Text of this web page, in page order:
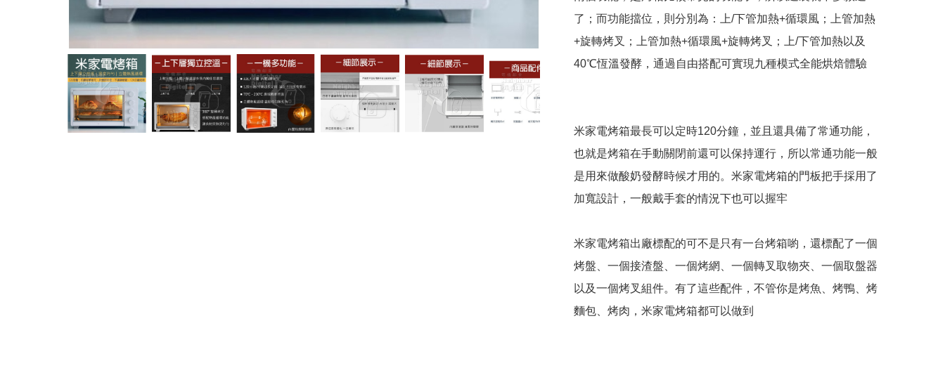
了；而功能擋位，則分別為：上/下管加熱+循環風；上管加熱
+旋轉烤叉；上管加熱+循環風+旋轉烤叉；上/下管加熱以及
40℃恆溫發酵，通過自由搭配可實現九種模式全能烘焙體驗
米家電烤箱最長可以定時120分鐘，並且還具備了常通功能，
也就是烤箱在手動關閉前還可以保持運行，所以常通功能一般
是用來做酸奶發酵時候才用的。米家電烤箱的門板把手採用了
加寬設計，一般戴手套的情況下也可以握牢
米家電烤箱出廠標配的可不是只有一台烤箱喲，還標配了一個
烤盤、一個接渣盤、一個烤網、一個轉叉取物夾、一個取盤器
以及一個烤叉組件。有了這些配件，不管你是烤魚、烤鴨、烤
麵包、烤肉，米家電烤箱都可以做到